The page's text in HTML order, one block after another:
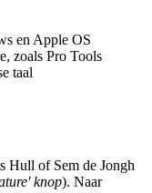
en Apple OS
zoals Pro Tools
taal
Hull of Sem de Jongh
knop). Naar